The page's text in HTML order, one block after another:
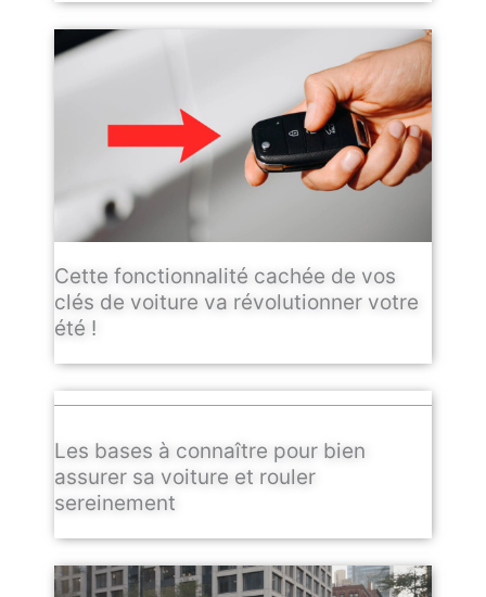
Cette fonctionnalité cachée de vos
clés de voiture va révolutionner votre
été !
Les bases à connaître pour bien
assurer sa voiture et rouler
sereinement